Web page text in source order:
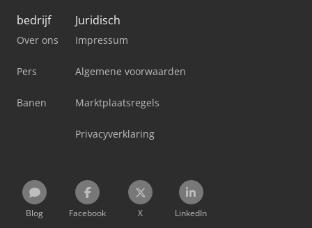
bedrijf
Over ons
Pers
Banen
Juridisch
Impressum
Algemene voorwaarden
Marktplaatsregels
Privacyverklaring
Blog Facebook X LinkedIn